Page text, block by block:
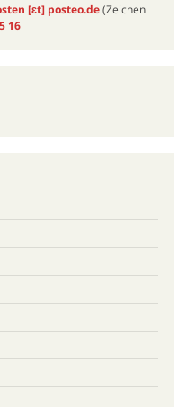
[ɛt]posteo.de(Zeichen
16